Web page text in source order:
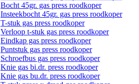
Bocht 45gr. gas press roodkoper
Insteekbocht 45gr. gas press roodkoper
T-stuk gas press roodkoper
Verloop t-stuk gas press roodkoper
Eindkap gas press roodkoper
Puntstuk gas press roodkoper
Schroefbus gas press roodkoper
Knie gas bi.dr. press roodkoper
Knie gas bu.dr. press roodkoper